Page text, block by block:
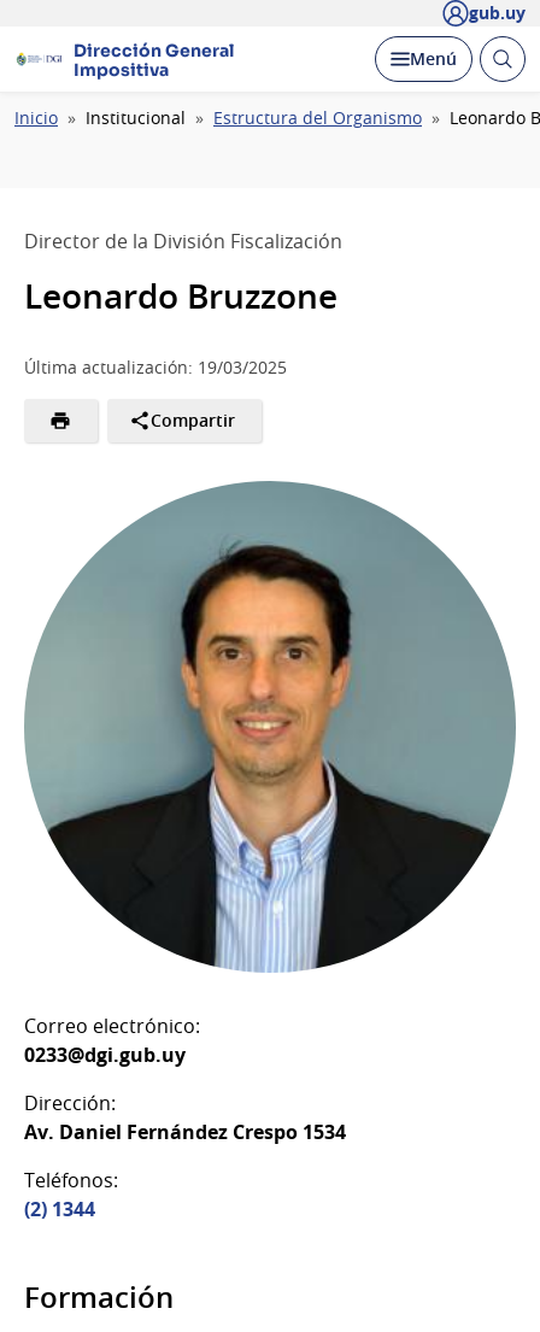
gub.uy
Dirección General
Impositiva
Desplegar
Menú Abrir
Ruta
Inicio Institucional Estructura del Organismo Leonardo
Director de la División Fiscalización
Leonardo Bruzzone
Última actualización: 19/03/2025
Compartir
Correo electrónico:
0233@dgi.gub.uy
Dirección:
Av. Daniel Fernández Crespo 1534
Teléfonos:
(2) 1344
Formación